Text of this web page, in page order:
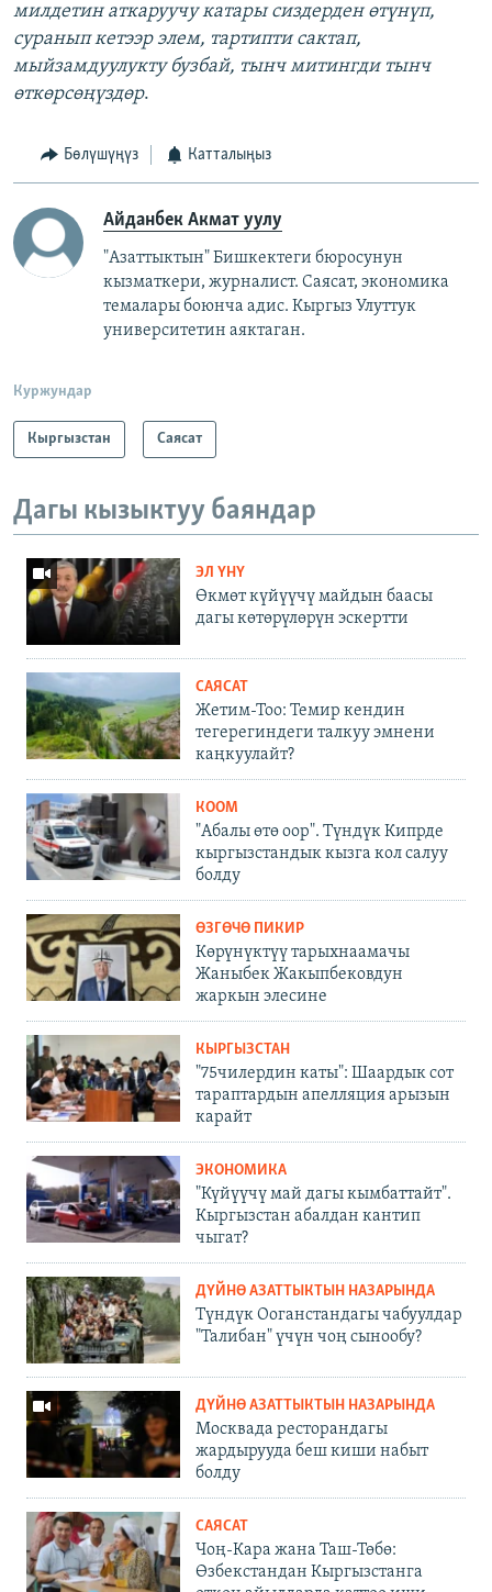
милдетин аткаруучу катары сиздерден өтүнүп,
суранып кетээр элем, тартипти сактап,
мыйзамдуулукту бузбай, тынч митингди тынч
өткөрсөңүздөр.
Бөлүшүңүз Катталыңыз
Айданбек Акмат уулу
"Азаттыктын" Бишкектеги бюросунун
кызматкери, журналист. Саясат, экономика
темалары боюнча адис. Кыргыз Улуттук
университетин аяктаган.
Куржундар
Кыргызстан Саясат
Дагы кызыктуу баяндар
ЭЛ ҮНҮ
Өкмөт күйүүчү майдын баасы
дагы көтөрүлөрүн эскертти
САЯСАТ
Жетим-Тоо: Темир кендин
тегерегиндеги талкуу эмнени
каңкуулайт?
КООМ
"Абалы өтө оор". Түндүк Кипрде
кыргызстандык кызга кол салуу
болду
ӨЗГӨЧӨ ПИКИР
Көрүнүктүү тарыхнаамачы
Жаныбек Жакыпбековдун
жаркын элесине
КЫРГЫЗСТАН
"75чилердин каты": Шаардык сот
тараптардын апелляция арызын
карайт
ЭКОНОМИКА
"Күйүүчү май дагы кымбаттайт".
Кыргызстан абалдан кантип
чыгат?
ДҮЙНӨ АЗАТТЫКТЫН НАЗАРЫНДА
Түндүк Ооганстандагы чабуулдар
"Талибан" үчүн чоң сынообу?
ДҮЙНӨ АЗАТТЫКТЫН НАЗАРЫНДА
Москвада ресторандагы
жардырууда беш киши набыт
болду
САЯСАТ
Чоң-Кара жана Таш-Төбө:
Өзбекстандан Кыргызстанга